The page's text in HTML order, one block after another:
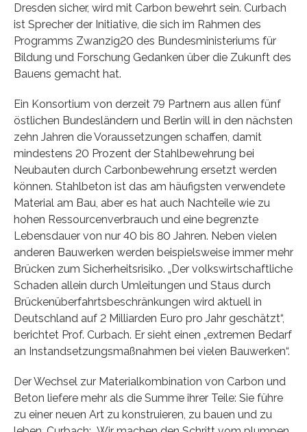
Dresden sicher, wird mit Carbon bewehrt sein. Curbach
ist Sprecher der Initiative, die sich im Rahmen des
Programms Zwanzig20 des Bundesministeriums für
Bildung und Forschung Gedanken über die Zukunft des
Bauens gemacht hat.
Ein Konsortium von derzeit 79 Partnern aus allen fünf
östlichen Bundesländern und Berlin will in den nächsten
zehn Jahren die Voraussetzungen schaffen, damit
mindestens 20 Prozent der Stahlbewehrung bei
Neubauten durch Carbonbewehrung ersetzt werden
können. Stahlbeton ist das am häufigsten verwendete
Material am Bau, aber es hat auch Nachteile wie zu
hohen Ressourcenverbrauch und eine begrenzte
Lebensdauer von nur 40 bis 80 Jahren. Neben vielen
anderen Bauwerken werden beispielsweise immer mehr
Brücken zum Sicherheitsrisiko. „Der volkswirtschaftliche
Schaden allein durch Umleitungen und Staus durch
Brückenüberfahrtsbeschränkungen wird aktuell in
Deutschland auf 2 Milliarden Euro pro Jahr geschätzt“,
berichtet Prof. Curbach. Er sieht einen „extremen Bedarf
an Instandsetzungsmaßnahmen bei vielen Bauwerken“.
Der Wechsel zur Materialkombination von Carbon und
Beton liefere mehr als die Summe ihrer Teile: Sie führe
zu einer neuen Art zu konstruieren, zu bauen und zu